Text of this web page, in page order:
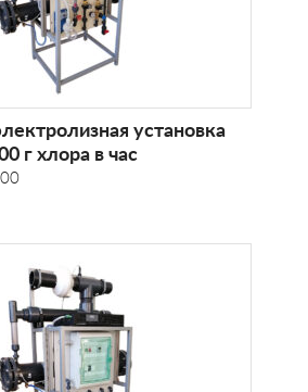
установка
г хлора в час